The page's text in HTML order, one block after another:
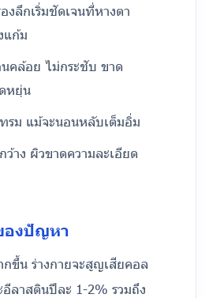
องลึกเริ่มชัดเจนที่หางตา
แก้ม
คล้อย ไม่กระชับ ขาด
หยุ่น
รม แม้จะนอนหลับเต็มอิ่ม
ว้าง ผิวขาดความละเอียด
องปัญหา
กขึ้น ร่างกายจะสูญเสียคอล
อีลาสตินปีละ 1-2% รวมถึง